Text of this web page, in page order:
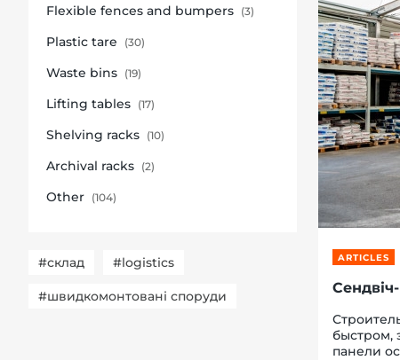
Flexible fences and bumpers (3)
Plastic tare (30)
Waste bins (19)
Lifting tables (17)
Shelving racks (10)
Archival racks (2)
Other (104)
#склад #logistics
#швидкомонтовані споруди
ARTICLES
быстром,
панели